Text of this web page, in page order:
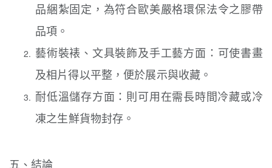
品綑紮固定，為符合歐美嚴格環保法令之膠帶
品項。
藝術裝裱、文具裝飾及手工藝方面：可使書畫
及相片得以平整，便於展示與收藏。
耐低溫儲存方面：則可用在需長時間冷藏或冷
凍之生鮮貨物封存。
五、結論